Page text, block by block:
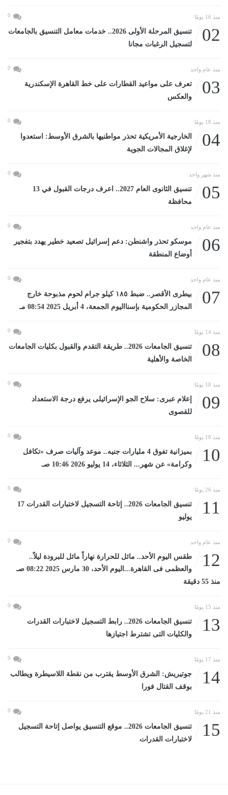
منذ 16 يومًا 0
02
تنسيق المرحلة الأولى 2026.. خدمات معامل التنسيق بالجامعات
لتسجيل الرغبات مجانا
منذ عام واحد 0
03
تعرف على مواعيد القطارات على خط القاهرة الإسكندرية
والعكس
منذ 18 يومًا 0
04
الخارجية الأمريكية تحذر مواطنيها بالشرق الأوسط: استعدوا
لإغلاق المجالات الجوية
منذ شهر واحد 0
05
تنسيق الثانوى العام 2027.. اعرف درجات القبول في 13
محافظة
منذ عام واحد 0
06
موسكو تحذر واشنطن: دعم إسرائيل تصعيد خطير يهدد بتفجير
أوضاع المنطقة
منذ عام واحد 0
07
بيطرى الأقصر.. ضبط ١٨٥ كيلو جرام لحوم مذبوحة خارج
المجازر الحكومية بإسنااليوم الجمعة، 4 أبريل 2025 08:54 مـ
منذ 14 يومًا 0
08
تنسيق الجامعات 2026.. طريقة التقدم والقبول بكليات الجامعات
الخاصة والأهلية
منذ 18 يومًا 0
09
إعلام عبرى: سلاح الجو الإسرائيلى يرفع درجة الاستعداد
للقصوى
منذ 18 يومًا 0
10
بميزانية تفوق 4 مليارات جنيه.. موعد وآليات صرف «تكافل
وكرامة» عن شهر... الثلاثاء، 14 يوليو 2026 10:46 صـ
منذ 26 يومًا 0
11
تنسيق الجامعات 2026.. إتاحة التسجيل لاختبارات القدرات 17
يوليو
منذ عام واحد 0
12
طقس اليوم الأحد.. مائل للحرارة نهاراً مائل للبرودة ليلاً..
والعظمى فى القاهرة...اليوم الأحد، 30 مارس 2025 08:22 صـ
منذ 55 دقيقة
منذ 15 يومًا 0
13
تنسيق الجامعات 2026.. رابط التسجيل لاختبارات القدرات
والكليات التى تشترط اجتيازها
منذ 17 يومًا 0
14
جوتيريش: الشرق الأوسط يقترب من نقطة اللاسيطرة ويطالب
بوقف القتال فورا
منذ 21 يومًا 0
15
تنسيق الجامعات 2026.. موقع التنسيق يواصل إتاحة التسجيل
لاختبارات القدرات